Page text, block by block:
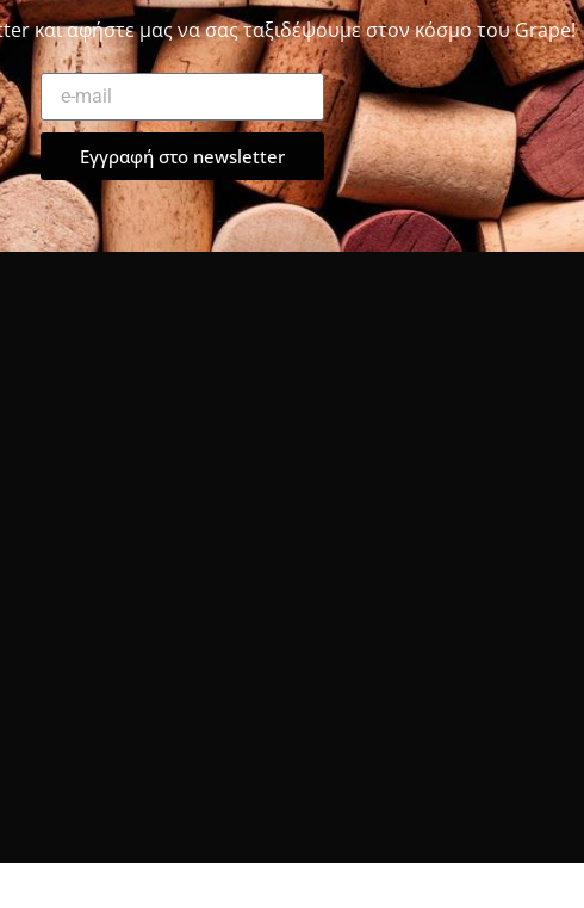
και αφήστε μας να σας ταξιδέψουμε στον κόσμο του Grape!
Εγγραφή στο newsletter